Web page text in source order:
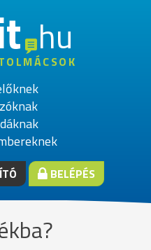
hu
BELÉPÉS